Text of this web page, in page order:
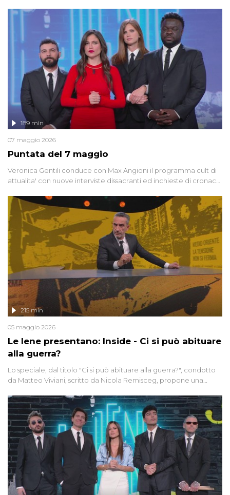
racconta l'universo delle narrazioni alternative, dei sospetti
globali e del complottismo che negli ultimi anni hanno invaso
social network, talk show, piazze digitali e immaginario collettivo.
Puntata del 7 maggio
189 min
07 maggio 2026
Veronica Gentili conduce con Max Angioni il programma cult di
attualita' con nuove interviste dissacranti ed inchieste di cronaca
Le Iene presentano: Inside - Ci si può abituare
alla guerra?
215 min
05 maggio 2026
Lo speciale, dal titolo "Ci si può abituare alla guerra?", condotto
da Matteo Viviani, scritto da Nicola Remisceg, propone una
di settore - su quanto la guerra sia diventata una realtà pervasiva.
Anche se l'Italia non è direttamente coinvolta in conflitti armati, il
contesto globale rende impossibile considerarla un fenomeno
lontano.